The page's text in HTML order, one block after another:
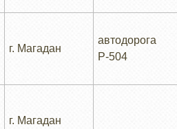
г. Магадан
автодорога
Р-504
г. Магадан